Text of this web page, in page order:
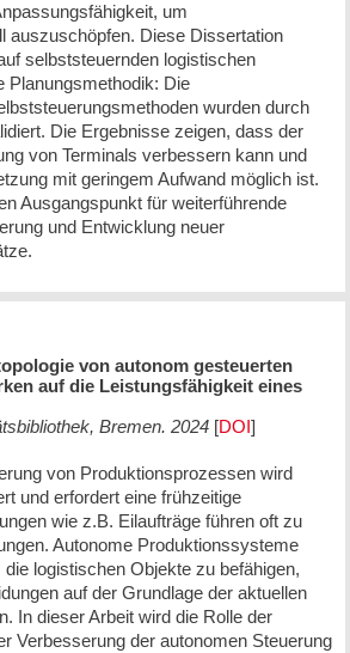
um
auszuschöpfen. Diese Dissertation
selbststeuernden logistischen
Planungsmethodik: Die
wurden durch
Die Ergebnisse zeigen, dass der
von Terminals verbessern kann und
mit geringem Aufwand möglich ist.
Ausgangspunkt für weiterführende
und Entwicklung neuer
von autonom gesteuerten
auf die Leistungsfähigkeit eines
Bremen. 2024[DOI]
von Produktionsprozessen wird
und erfordert eine frühzeitige
wie z.B. Eilaufträge führen oft zu
Autonome Produktionssysteme
logistischen Objekte zu befähigen,
auf der Grundlage der aktuellen
In dieser Arbeit wird die Rolle der
Verbesserung der autonomen Steuerung